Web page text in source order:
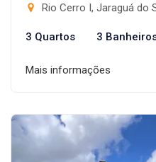
Rio Cerro I, Jaraguá do
3 Quartos 3
Mais informações